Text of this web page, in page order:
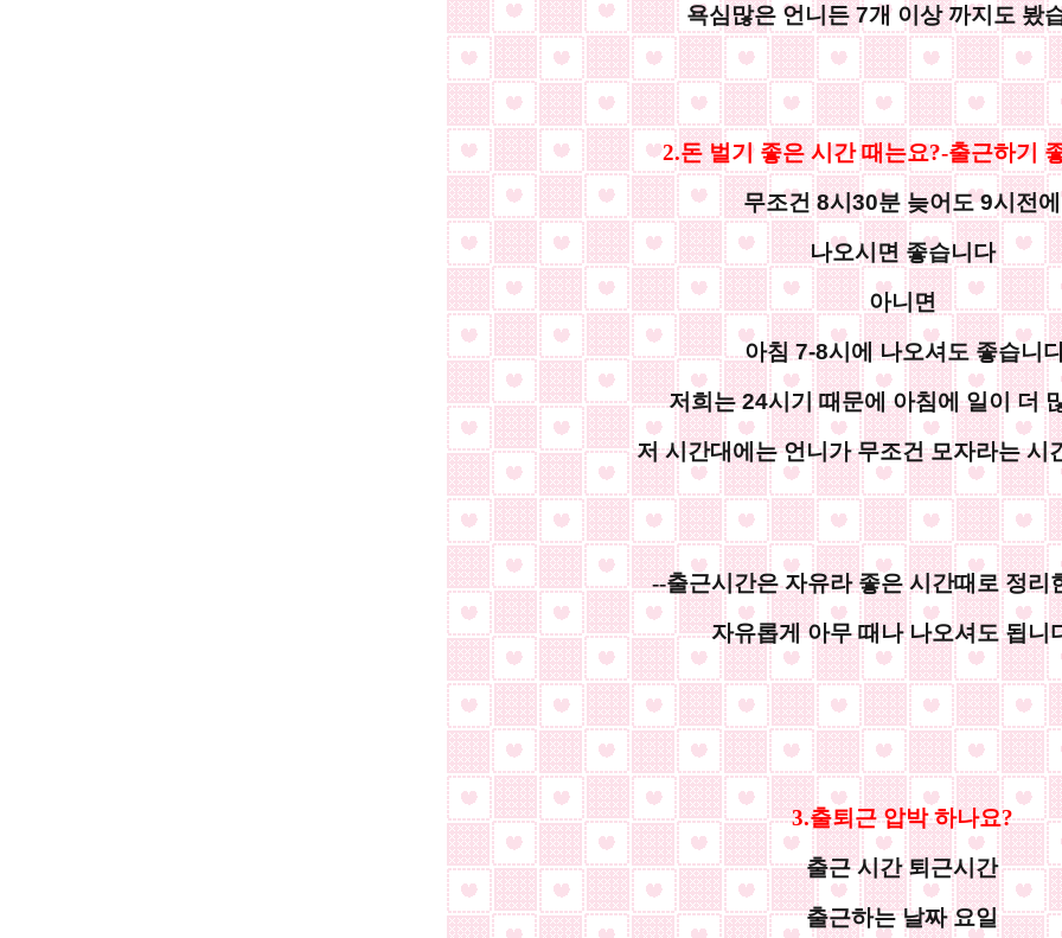
욕심많은 언니든 7개 이상 까지도 봤
2.돈 벌기 좋은 시간 때는요?-출근하기
무조건 8시30분 늦어도 9시전에
나오시면 좋습니다
아니면
아침 7-8시에 나오셔도 좋습니
저희는 24시기 때문에 아침에 일이 더
저 시간대에는 언니가 무조건 모자라는 시
--출근시간은 자유라 좋은 시간때로 정리
자유롭게 아무 때나 나오셔도 됩니
3.출퇴근 압박 하나요?
출근 시간 퇴근시간
출근하는 날짜 요일